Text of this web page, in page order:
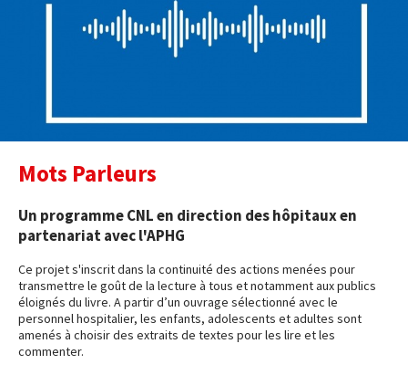
Mots Parleurs
Un programme CNL en direction des hôpitaux en
partenariat avec l'APHG
Ce projet s'inscrit dans la continuité des actions menées pour
transmettre le goût de la lecture à tous et notamment aux publics
éloignés du livre. A partir d’un ouvrage sélectionné avec le
personnel hospitalier, les enfants, adolescents et adultes sont
amenés à choisir des extraits de textes pour les lire et les
commenter.